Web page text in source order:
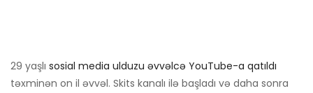
29 yaşlı sosial media ulduzu əvvəlcə YouTube-a qatıldı
təxminən on il əvvəl. Skits kanalı ilə başladı və daha sonra